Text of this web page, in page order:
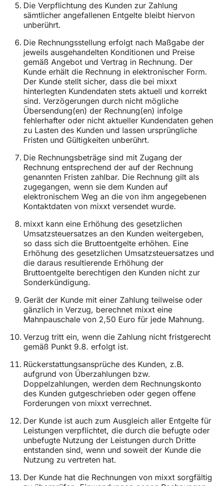
Die Verpflichtung des Kunden zur Zahlung
sämtlicher angefallenen Entgelte bleibt hiervon
unberührt.
Die Rechnungsstellung erfolgt nach Maßgabe der
jeweils ausgehandelten Konditionen und Preise
gemäß Angebot und Vertrag in Rechnung. Der
Kunde erhält die Rechnung in elektronischer Form.
Der Kunde stellt sicher, dass die bei mixxt
hinterlegten Kundendaten stets aktuell und korrekt
sind. Verzögerungen durch nicht mögliche
Übersendung(en) der Rechnung(en) infolge
fehlerhafter oder nicht aktueller Kundendaten gehen
zu Lasten des Kunden und lassen ursprüngliche
Fristen und Gültigkeiten unberührt.
Die Rechnungsbeträge sind mit Zugang der
Rechnung entsprechend der auf der Rechnung
genannten Fristen zahlbar. Die Rechnung gilt als
zugegangen, wenn sie dem Kunden auf
elektronischem Weg an die von ihm angegebenen
Kontaktdaten von mixxt versendet wurde.
mixxt kann eine Erhöhung des gesetzlichen
Umsatzsteuersatzes an den Kunden weitergeben,
so dass sich die Bruttoentgelte erhöhen. Eine
Erhöhung des gesetzlichen Umsatzsteuersatzes und
die daraus resultierende Erhöhung der
Bruttoentgelte berechtigen den Kunden nicht zur
Sonderkündigung.
Gerät der Kunde mit einer Zahlung teilweise oder
gänzlich in Verzug, berechnet mixxt eine
Mahnpauschale von 2,50 Euro für jede Mahnung.
Verzug tritt ein, wenn die Zahlung nicht fristgerecht
gemäß Punkt 9.8. erfolgt ist.
Rückerstattungsansprüche des Kunden, z.B.
aufgrund von Überzahlungen bzw.
Doppelzahlungen, werden dem Rechnungskonto
des Kunden gutgeschrieben oder gegen offene
Forderungen von mixxt verrechnet.
Der Kunde ist auch zum Ausgleich aller Entgelte für
Leistungen verpflichtet, die durch die befugte oder
unbefugte Nutzung der Leistungen durch Dritte
entstanden sind, wenn und soweit der Kunde die
Nutzung zu vertreten hat.
Der Kunde hat die Rechnungen von mixxt sorgfältig